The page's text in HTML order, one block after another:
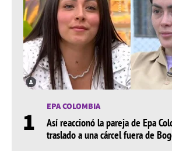
1 EPA COLOMBIA
Así reaccionó la pareja de Epa
traslado a una cárcel fuera de